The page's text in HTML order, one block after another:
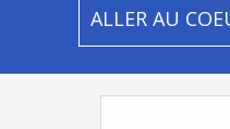
ALLER AU